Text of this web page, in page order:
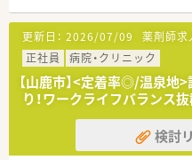
【店舗情報と応需状況につ
■木葉駅から車で30分ほ
イカー通勤が可能なため
■近隣の病院から内科や消
外科など多科目の処方箋
■現在の勤務者数は正社
籍しており、今回はパー
【募集背景と求める人物
■パート薬剤師の退職に
更新日： 2026/07/09 薬剤師求
正社員
病院・クリニック
【山鹿市】<定着率◎/温泉地
り！ワークライフバランス
検討